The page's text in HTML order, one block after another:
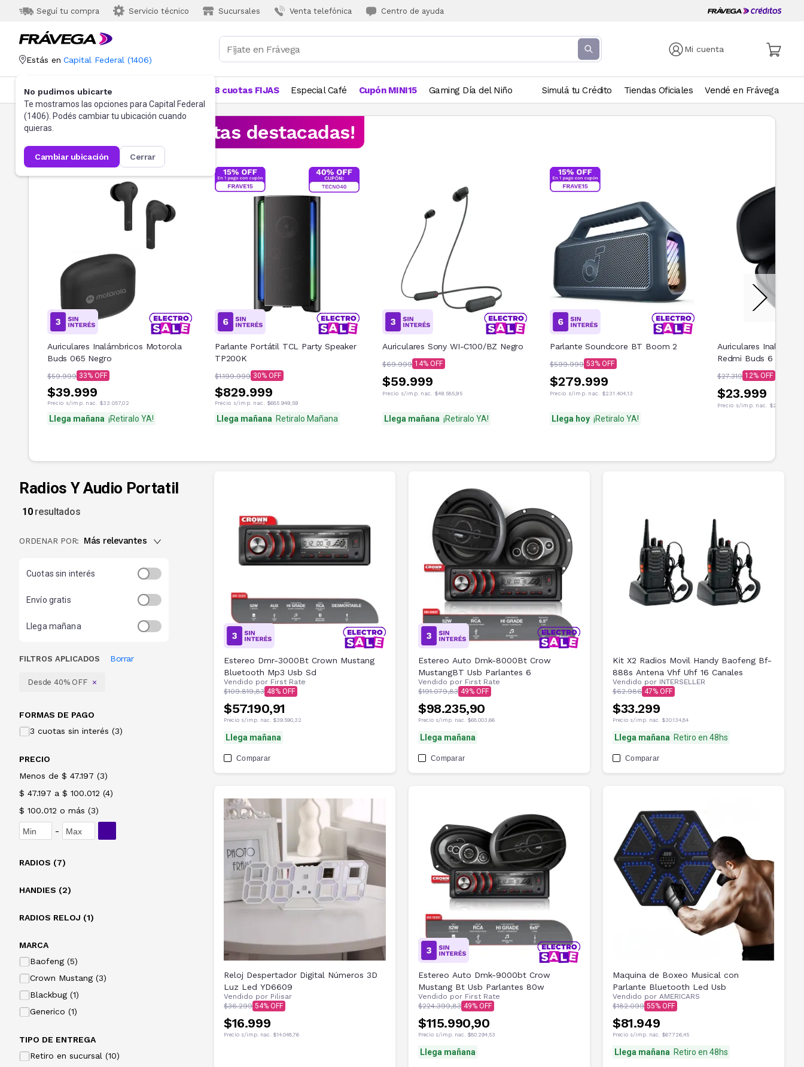
Seguí tu compra Servicio técnico Sucursales Venta telefónica Centro de ayuda
Mi cuenta
Estás en Capital Federal (1406)
No pudimos ubicarte
Te mostramos las opciones para Capital Federal
(1406). Podés cambiar tu ubicación cuando
quieras.
cambiar ubicación cerrar
Categorías Más Vendidos 18 cuotas FIJAS Especial Café Cupón MINI15 Gaming Día del Niño Simulá tu Crédito Tiendas Oficiales Vendé en Frávega
¡Aprovechá las ofertas destacadas!
Auriculares Inalámbricos Motorola
Buds 065 Negro
$59.999 33
$39.999
Precio s/imp. nac. $33.057,02
Llega mañana ¡Retiralo YA!
Parlante Portátil TCL Party Speaker
TP200K
$1.199.999 30
$829.999
Precio s/imp. nac. $685.949,59
Llega mañana Retiralo Mañana
Auriculares Sony WI-C100/BZ Negro
$69.999 14
$59.999
Precio s/imp. nac. $49.585,95
Llega mañana ¡Retiralo YA!
Parlante Soundcore BT Boom 2
$599.999 53
$279.999
Precio s/imp. nac. $231.404,13
Llega hoy ¡Retiralo YA!
Auriculares
Redmi Buds 6 Play
$27.319 12
$23.999
Precio s/imp. nac. $21.718,55
Radios Y Audio Portatil
10resultados
ORDENAR POR: Más relevantes
Cuotas sin interés
Envío gratis
Llega mañana
FILTROS APLICADOS Borrar
Desde 40% OFF
FORMAS DE PAGO
3 cuotas sin interés (3)
PRECIO
Menos de $ 47.197 (3)
$ 47.197 a $ 100.012 (4)
$ 100.012 o más (3)
-
RADIOS (7)
HANDIES (2)
RADIOS RELOJ (1)
MARCA
Baofeng (5)
Crown Mustang (3)
Blackbug (1)
Generico (1)
TIPO DE ENTREGA
Retiro en sucursal (10)
Estereo Dmr-3000Bt Crown Mustang
Bluetooth Mp3 Usb Sd
Vendido por First Rate
$109.819,83 48
$57.190,91
Precio s/imp. nac. $39.590,32
Llega mañana
Comparar
Estereo Auto Dmk-8000Bt Crow
MustangBT Usb Parlantes 6
Vendido por First Rate
$191.079,83 49
$98.235,90
Precio s/imp. nac. $68.003,66
Llega mañana
Comparar
Kit X2 Radios Movil Handy Baofeng Bf-
888s Antena Vhf Uhf 16 Canales
Vendido por INTERSELLER
$62.986 47
$33.299
Precio s/imp. nac. $30.134,84
Llega mañana Retiro en 48hs
Comparar
Reloj Despertador Digital Números 3D
Luz Led YD6609
Vendido por Pilisar
$36.299 54
$16.999
Precio s/imp. nac. $14.048,76
Estereo Auto Dmk-9000bt Crow
Mustang Bt Usb Parlantes 80w
Vendido por First Rate
$224.399,83 49
$115.990,90
Precio s/imp. nac. $80.294,53
Llega mañana
Maquina de Boxeo Musical con
Parlante Bluetooth Led Usb
Vendido por AMERICARS
$182.099 55
$81.949
Precio s/imp. nac. $67.726,45
Llega mañana Retiro en 48hs